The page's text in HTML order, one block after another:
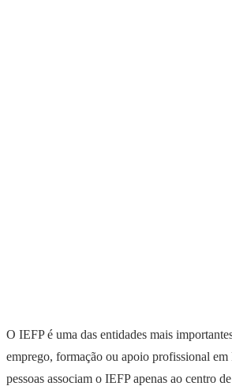
O IEFP é uma das entidades mais
emprego, formação ou apoio profissional
pessoas associam o IEFP apenas ao centro